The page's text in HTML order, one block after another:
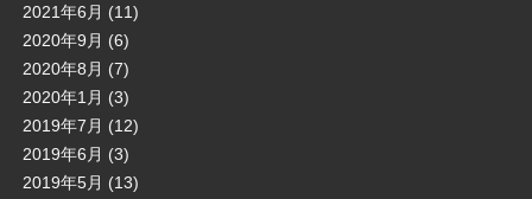
2021年6月 (11)
2020年9月 (6)
2020年8月 (7)
2020年1月 (3)
2019年7月 (12)
2019年6月 (3)
2019年5月 (13)